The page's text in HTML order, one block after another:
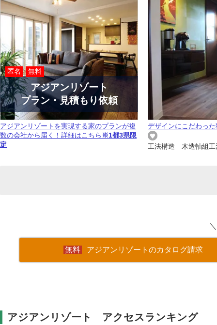
匿名 無料
アジアンリゾート
プラン・見積もり依頼
アジアンリゾートを実現する家のプランが複
数の会社から届く！詳細はこちら ※1都3県限
定
デザインにこだわっ
工法構造 木造軸組
アジアンリゾートのカタログ請求
アジアンリゾート アクセスランキング